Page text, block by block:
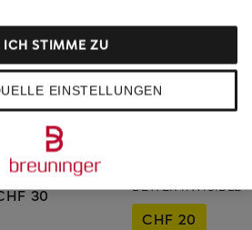
Slip Serie GLORIOUS
30
BETTER INVISIBLES
CHF 20
EINSTELLUNGEN
ICH STIMME ZU